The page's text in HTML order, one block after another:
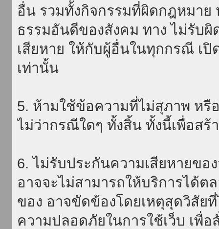
อื่น รวมทั้งกิจกรรมที่ผิดกฎหมาย
ธรรมอันดีของสังคม ทาง ไม่รับ
เสียหาย ให้กับผู้อื่นในทุกกรณี เปิ
เท่านั้น
5. ห้ามใช้ข้อความที่ไม่สุภาพ หรื
ไม่ว่ากรณีใดๆ ทั้งสิ้น ทั้งนี้เพื่อสร้
6. ไม่รับประกันความเสียหายขอ
อาจจะไม่สามารถให้บริการได้ต
ของ อาจขัดข้องโดยเหตุสุดวิสัย
ความปลอดภัยในการใช้เว็บ เพื่